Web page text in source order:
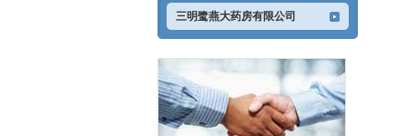
三明鹭燕大药房有限公司